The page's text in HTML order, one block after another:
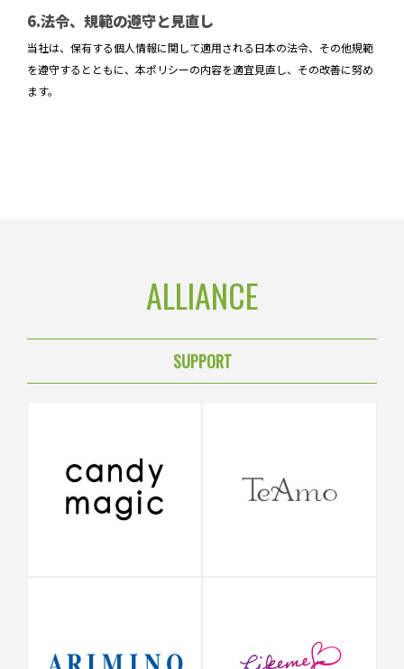
6.法令、規範の遵守と見直し
当社は、保有する個人情報に関して適用される日本の法令、その他規範
を遵守するとともに、本ポリシーの内容を適宜見直し、その改善に努め
ます。
ALLIANCE
SUPPORT